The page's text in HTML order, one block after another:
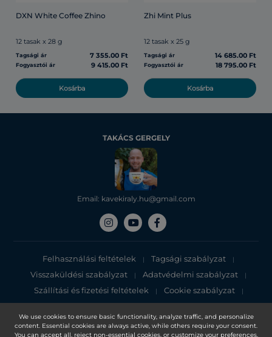
We use cookies to ensure basic functionality, analyze traffic, and personalize
content. Essential cookies are always active, while others require your consent.
You can accept all, reject non-essential cookies, or customize your preferences.
DXN White Coffee Zhino
12 tasak x 28 g
Tagsági ár 7 355.00 Ft
Fogyasztói ár 9 415.00 Ft
Kosárba
Zhi Mint Plus
12 tasak x 25 g
Tagsági ár 14 685.00 Ft
Fogyasztói ár 18 795.00 Ft
Kosárba
TAKÁCS GERGELY
Email: kavekiraly.hu@gmail.com
Felhasználási feltételek | Tagsági szabályzat |
Visszaküldési szabályzat | Adatvédelmi szabályzat |
Szállítási és fizetési feltételek | Cookie szabályzat |
Adatvédelmi tájékoztató
Copyright 2025, DXN Holdings Bhd. 199501033918 (363120-V)